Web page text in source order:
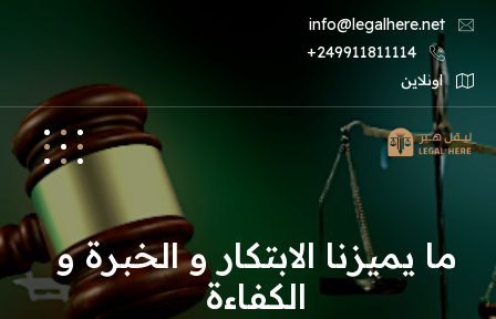
info@legalhere.net
249911811114+
اونلاين
ما يميزنا الابتكار و الخبرة و
الكفاءة